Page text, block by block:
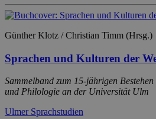
Günther Klotz / Christian Timm (Hrsg.)
Sprachen und Kulturen der
Sammelband zum 15-jährigen
und Philologie an der Universität Ulm
Ulmer Sprachstudien